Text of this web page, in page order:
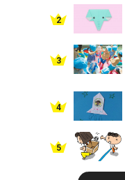
2
3
4
5